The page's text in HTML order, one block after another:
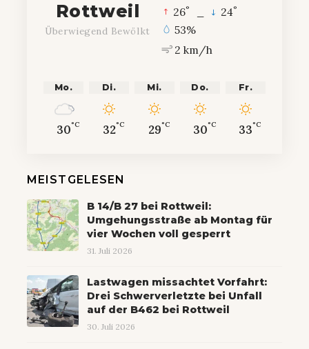
Rottweil
Überwiegend Bewölkt
26° 24°
53%
2 km/h
Mo.
30°C
Di.
32°C
Mi.
29°C
Do.
30°C
Fr.
33°C
MEISTGELESEN
B 14/B 27 bei Rottweil:
Umgehungsstraße ab Montag für
vier Wochen voll gesperrt
31. Juli 2026
Lastwagen missachtet Vorfahrt:
Drei Schwerverletzte bei Unfall
auf der B462 bei Rottweil
30. Juli 2026